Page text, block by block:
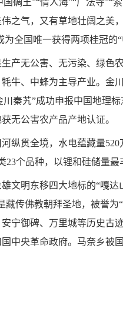
国碉王”“情人海”“广法寺”“
之气，又有草地壮阔之美
为全国唯一获得两项桂冠的“
产无公害、无污染、绿色
牛、中蜂为主导产业。金川
川秦艽”成功申报中国地理
无公害农产品产地认证。
纵贯全境，水电蕴藏量520
23个品种，以锂和硅储量
文明东移四大地标的“嘎达
藏传佛教朝拜圣地，被誉为“
宁御碑、万里城等历史古
中央革命政府。马奈乡被